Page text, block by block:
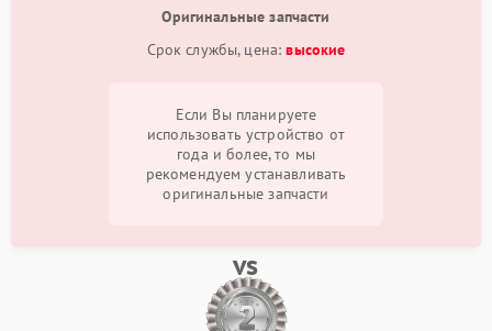
Оригинальные запчасти
Срок службы, цена:высокие
Если Вы планируете
использовать устройство от
года и более, то мы
рекомендуем устанавливать
оригинальные запчасти
vs